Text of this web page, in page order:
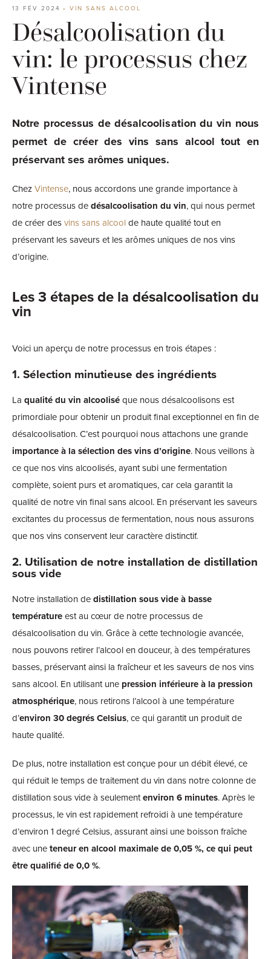
13 FÉV 2024 • VIN SANS ALCOOL
Désalcoolisation du
vin: le processus chez
Vintense
Notre processus de désalcoolisation du vin nous
permet de créer des vins sans alcool tout en
préservant ses arômes uniques.
ChezVintense, nous accordons une grande importance à
notre processus dedésalcoolisation du vin, qui nous permet
de créer desvins sans alcoolde haute qualité tout en
préservant les saveurs et les arômes uniques de nos vins
d’origine.
Les 3 étapes de la désalcoolisation du
vin
Voici un aperçu de notre processus en trois étapes :
1. Sélection minutieuse des ingrédients
La qualité du vin alcooliséque nous désalcoolisons est
primordiale pour obtenir un produit final exceptionnel en fin de
désalcoolisation. C’est pourquoi nous attachons une grande
importance à la sélection des vins d’origine. Nous veillons à
ce que nos vins alcoolisés, ayant subi une fermentation
complète, soient purs et aromatiques, car cela garantit la
qualité de notre vin final sans alcool. En préservant les saveurs
excitantes du processus de fermentation, nous nous assurons
que nos vins conservent leur caractère distinctif.
2. Utilisation de notre installation de distillation
sous vide
Notre installation dedistillation sous vide à basse
températureest au cœur de notre processus de
désalcoolisation du vin. Grâce à cette technologie avancée,
nous pouvons retirer l’alcool en douceur, à des températures
basses, préservant ainsi la fraîcheur et les saveurs de nos vins
sans alcool. En utilisant une pression inférieure à la pression
atmosphérique, nous retirons l’alcool à une température
d’environ 30 degrés Celsius, ce qui garantit un produit de
haute qualité.
De plus, notre installation est conçue pour un débit élevé, ce
qui réduit le temps de traitement du vin dans notre colonne de
distillation sous vide à seulementenviron 6 minutes. Après le
processus, le vin est rapidement refroidi à une température
d’environ 1 degré Celsius, assurant ainsi une boisson fraîche
avec uneteneur en alcool maximale de 0,05 %, ce qui peut
être qualifié de 0,0 %.